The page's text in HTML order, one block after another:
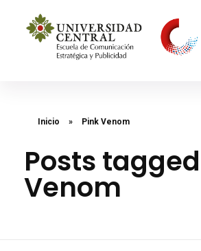
Inicio » Pink Venom
Posts
Venom